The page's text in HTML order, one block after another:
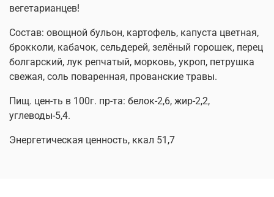
вегетарианцев!
Состав: овощной бульон, картофель, капуста цветная,
брокколи, кабачок, сельдерей, зелёный горошек, перец
болгарский, лук репчатый, морковь, укроп, петрушка
свежая, соль поваренная, прованские травы.
Пищ. цен-ть в 100г. пр-та: белок-2,6, жир-2,2,
углеводы-5,4.
Энергетическая ценность, ккал 51,7